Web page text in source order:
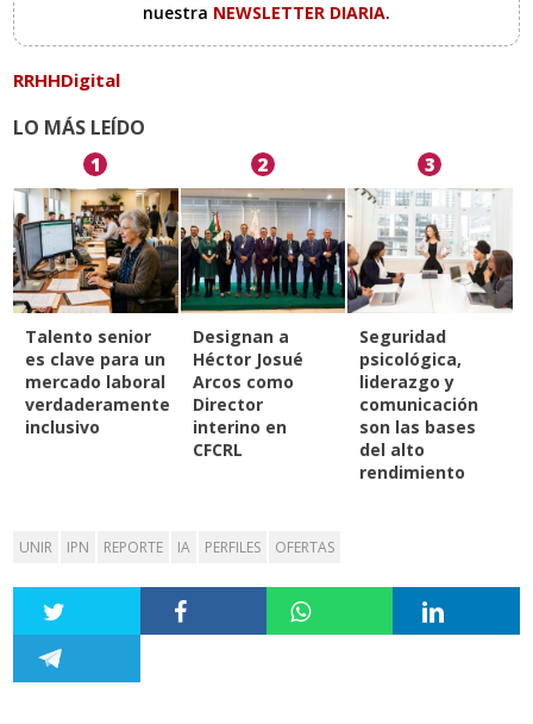
nuestra NEWSLETTER DIARIA.
RRHHDigital
LO MÁS LEÍDO
1
Talento senior
es clave para un
mercado laboral
verdaderamente
inclusivo
2
Designan a
Héctor Josué
Arcos como
Director
interino en
CFCRL
3
Seguridad
psicológica,
liderazgo y
comunicación
son las bases
del alto
rendimiento
UNIR IPN REPORTE IA PERFILES OFERTAS